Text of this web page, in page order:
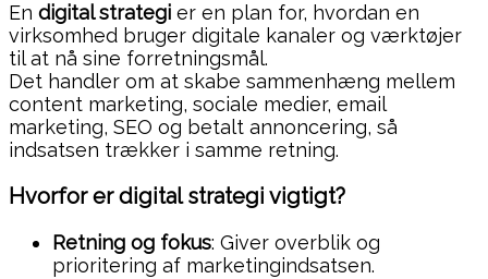
En digital strategi er en plan for, hvordan en
virksomhed bruger digitale kanaler og værktøjer
til at nå sine forretningsmål.
Det handler om at skabe sammenhæng mellem
content marketing, sociale medier, email
marketing, SEO og betalt annoncering, så
indsatsen trækker i samme retning.
Hvorfor er digital strategi vigtigt?
Retning og fokus: Giver overblik og
prioritering af marketingindsatsen.